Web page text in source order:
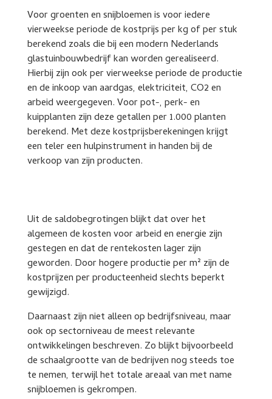
Voor groenten en snijbloemen is voor iedere
vierweekse periode de kostprijs per kg of per stuk
berekend zoals die bij een modern Nederlands
glastuinbouwbedrijf kan worden gerealiseerd.
Hierbij zijn ook per vierweekse periode de productie
en de inkoop van aardgas, elektriciteit, CO2 en
arbeid weergegeven. Voor pot-, perk- en
kuipplanten zijn deze getallen per 1.000 planten
berekend. Met deze kostprijsberekeningen krijgt
een teler een hulpinstrument in handen bij de
verkoop van zijn producten.
Uit de saldobegrotingen blijkt dat over het
algemeen de kosten voor arbeid en energie zijn
gestegen en dat de rentekosten lager zijn
geworden. Door hogere productie per m² zijn de
kostprijzen per producteenheid slechts beperkt
gewijzigd.
Daarnaast zijn niet alleen op bedrijfsniveau, maar
ook op sectorniveau de meest relevante
ontwikkelingen beschreven. Zo blijkt bijvoorbeeld
de schaalgrootte van de bedrijven nog steeds toe
te nemen, terwijl het totale areaal van met name
snijbloemen is gekrompen.